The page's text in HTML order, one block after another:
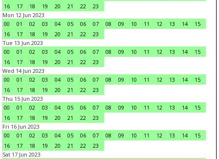
16
17 18 19 20 21 22
23
Mon 12 Jun 2023
00
01 02 03 04 05 06 07 08 09 10 11 12 13 14
15
16
17 18 19 20 21 22
23
Tue 13 Jun 2023
00
01 02 03 04 05 06 07 08 09 10 11 12 13 14
15
16
17 18 19 20 21 22
23
Wed 14 Jun 2023
00
01 02 03 04 05 06 07 08 09 10 11 12 13 14
15
16
17 18 19 20 21 22
23
Thu 15 Jun 2023
00
01 02 03 04 05 06 07 08 09 10 11 12 13 14
15
16
17 18 19 20 21 22
23
Fri 16 Jun 2023
00
01 02 03 04 05 06 07 08 09 10 11 12 13 14
15
16
17 18 19 20 21 22
23
Sat 17 Jun 2023